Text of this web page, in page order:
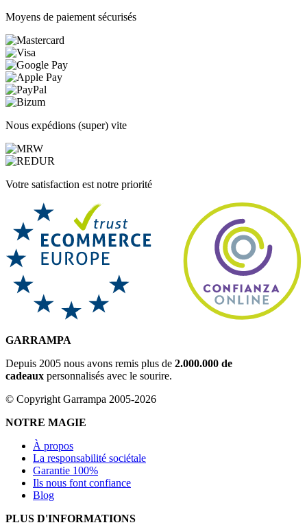
Moyens de paiement sécurisés
Nous expédions (super) vite
Votre satisfaction est notre priorité
GARRAMPA
Depuis 2005 nous avons remis plus de 2.000.000 de
cadeaux personnalisés avec le sourire.
© Copyright Garrampa 2005-2026
NOTRE MAGIE
À propos
La responsabilité sociétale
Garantie 100%
Ils nous font confiance
Blog
PLUS D'INFORMATIONS